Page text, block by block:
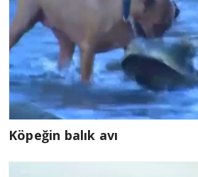
Köpeğin balık avı